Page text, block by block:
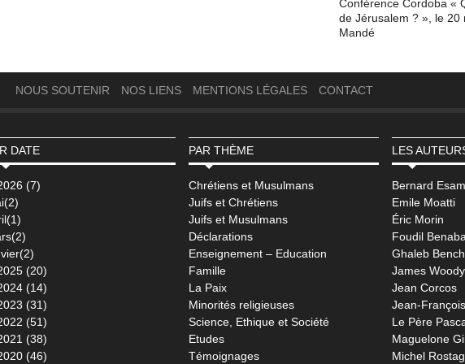
Conférence Cordoba «
de Jérusalem ? », le 20
Mandé
NOUS SOUTENIR NOS LIENS MENTIONS LÉGALES CONTACT
DATE
(7)
(20)
(14)
(31)
(51)
(38)
(46)
PAR THÈME
Chrétiens et Musulmans
Juifs et Chrétiens
Juifs et Musulmans
Déclarations
Enseignement – Education
Famille
La Paix
Minorités religieuses
Science, Ethique et Société
Etudes
Témoignages
LES
Bernard
Emile Moatti
Éric Morin
Foudil
Ghaleb
James Woody
Jean Corcos
Jean-
Le Père
Maguelone
Michel